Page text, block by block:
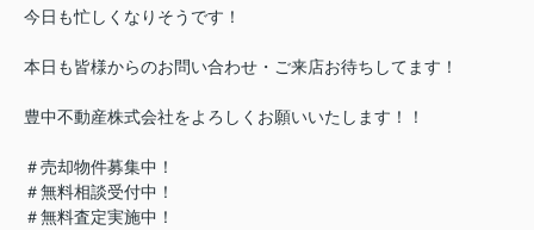
今日も忙しくなりそうです！
本日も皆様からのお問い合わせ・ご来店お待ちしてます！
豊中不動産株式会社をよろしくお願いいたします！！
＃売却物件募集中！
＃無料相談受付中！
＃無料査定実施中！